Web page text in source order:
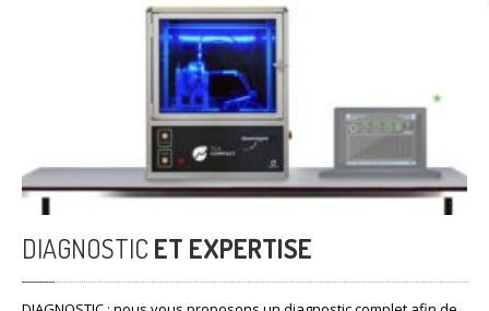
DIAGNOSTIC ET EXPERTISE